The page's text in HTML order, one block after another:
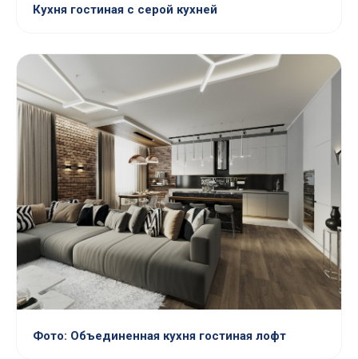
Кухня гостиная с серой кухней
Фото: Объединенная кухня гостиная лофт